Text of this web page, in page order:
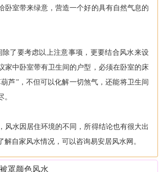
卧室带来绿意，营造一个好的具有自然气息的
除了要考虑以上注意事项，更要结合风水来设
家中卧室带有卫生间的户型，必须在卧室的床
芦”，不但可以化解一切煞气，还能将卫生间
风水因居住环境的不同，所得结论也有很大出
解自家风水情况，可以咨询易安居风水网。
罩颜色风水